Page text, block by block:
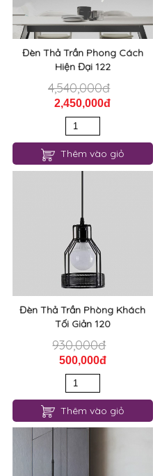
4,540,000đ
2,450,000đ
Đèn Thả Trần Phòng Khách
Tối Giản 120
930,000đ
500,000đ